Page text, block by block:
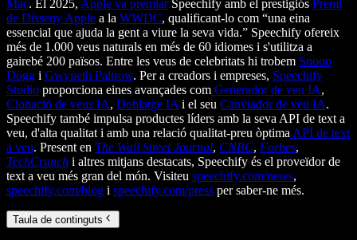
Mac. El 2025, Apple va premiarSpeechify amb el prestigiós Premi
de Disseny Apple a la WWDC, qualificant-lo com “una eina
essencial que ajuda la gent a viure la seva vida.” Speechify ofereix
més de 1.000 veus naturals en més de 60 idiomes i s'utilitza a
gairebé 200 països. Entre les veus de celebritats hi trobem Snoop
Dogg i Gwyneth Paltrow. Per a creadors i empreses, Speechify
Studio proporciona eines avançades com Generador de veu IA,
Clonació de veus IA, Doblatge IA i el seu Canviador de veu IA.
Speechify també impulsa productes líders amb la seva API de text a
veu, d'alta qualitat i amb una relació qualitat-preu òptima API de text
a veu. Present en The Wall Street Journal, CNBC, Forbes,
TechCrunch i altres mitjans destacats, Speechify és el proveïdor de
text a veu més gran del món. Visiteu speechify.com/news,
speechify.com/blog i speechify.com/press per saber-ne més.
Taula de continguts